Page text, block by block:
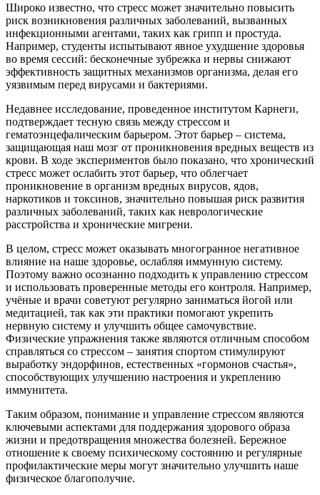
Широко известно, что стресс может значительно повысить
риск возникновения различных заболеваний, вызванных
инфекционными агентами, таких как грипп и простуда.
Например, студенты испытывают явное ухудшение здоровья
во время сессий: бесконечные зубрежка и нервы снижают
эффективность защитных механизмов организма, делая его
уязвимым перед вирусами и бактериями.
Недавнее исследование, проведенное институтом Карнеги,
подтверждает тесную связь между стрессом и
гематоэнцефалическим барьером. Этот барьер – система,
защищающая наш мозг от проникновения вредных веществ из
крови. В ходе экспериментов было показано, что хронический
стресс может ослабить этот барьер, что облегчает
проникновение в организм вредных вирусов, ядов,
наркотиков и токсинов, значительно повышая риск развития
различных заболеваний, таких как неврологические
расстройства и хронические мигрени.
В целом, стресс может оказывать многогранное негативное
влияние на наше здоровье, ослабляя иммунную систему.
Поэтому важно осознанно подходить к управлению стрессом
и использовать проверенные методы его контроля. Например,
учёные и врачи советуют регулярно заниматься йогой или
медитацией, так как эти практики помогают укрепить
нервную систему и улучшить общее самочувствие.
Физические упражнения также являются отличным способом
справляться со стрессом – занятия спортом стимулируют
выработку эндорфинов, естественных «гормонов счастья»,
способствующих улучшению настроения и укреплению
иммунитета.
Таким образом, понимание и управление стрессом являются
ключевыми аспектами для поддержания здорового образа
жизни и предотвращения множества болезней. Бережное
отношение к своему психическому состоянию и регулярные
профилактические меры могут значительно улучшить наше
физическое благополучие.